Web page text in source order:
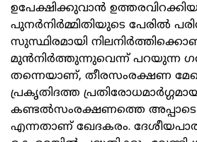
ഉപേക്ഷിക്കുവാന്‍
പുനര്‍നിര്‍മ്മിതിയുടെ പേരില്‍
സുസ്ഥിരമായി
മുന്‍നിര്‍ത്തുന്നുവെന്ന് പറയുന്ന
തന്നെയാണ്, തീരസംരക്ഷണ
പ്രകൃതിദത്ത
കണ്ടല്‍സംരക്ഷണത്തെ അപ്പാടെ
എന്നതാണ് ഖേദകരം.